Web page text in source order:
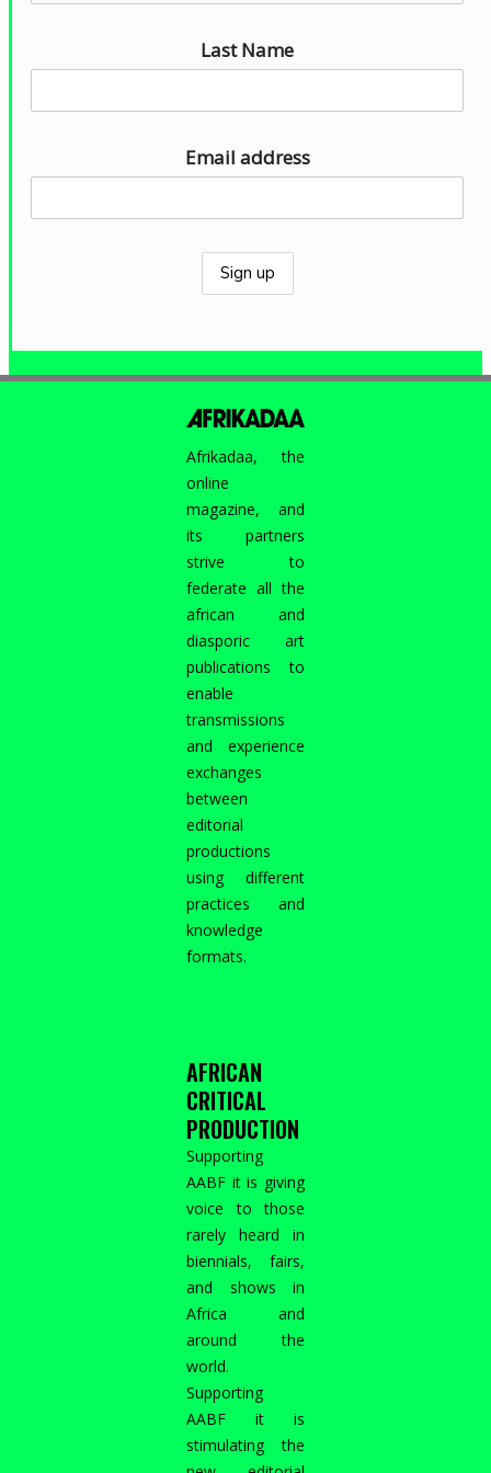
d
o
Last Name
Email address
Afrikadaa, the
online
magazine, and
its partners
strive to
federate all the
african and
diasporic art
publications to
enable
transmissions
and experience
exchanges
between
editorial
productions
using different
practices and
knowledge
formats.
AFRICAN
CRITICAL
PRODUCTION
Supporting
AABF it is giving
voice to those
rarely heard in
biennials, fairs,
and shows in
Africa and
around the
world.
Supporting
AABF it is
stimulating the